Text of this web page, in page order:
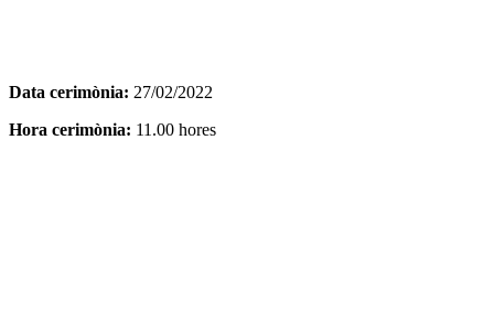
Data cerimònia: 27/02/2022
Hora cerimònia: 11.00 hores